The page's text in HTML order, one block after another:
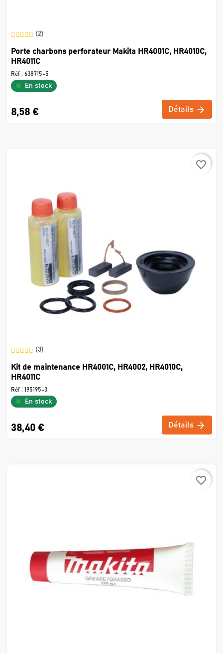
(2)
Porte charbons perforateur Makita HR4001C, HR4010C,
HR4011C
Réf : 638715-5
En stock
8,58 € Détails
favorite_border
(3)
Kit de maintenance HR4001C, HR4002, HR4010C,
HR4011C
Réf : 195195-3
En stock
38,40 € Détails
favorite_border